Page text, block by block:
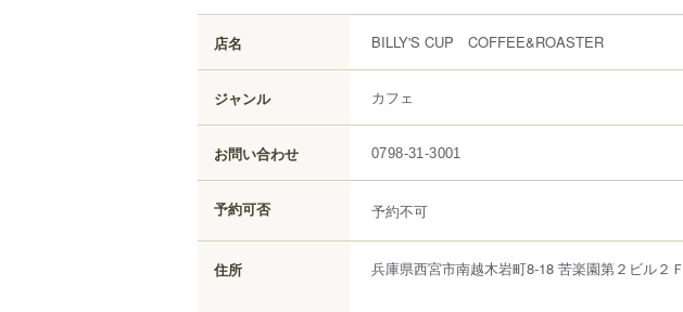
店名 BILLY'S CUP COFFEE&ROASTER
ジャンル カフェ
お問い合わせ 0798-31-3001
予約可否 予約不可
住所 兵庫県西宮市南越木岩町8-18 苦楽園第２ビル２Ｆ